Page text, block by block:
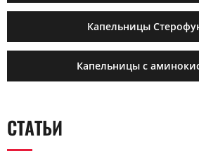
Капельницы
Капельницы с
СТАТЬИ